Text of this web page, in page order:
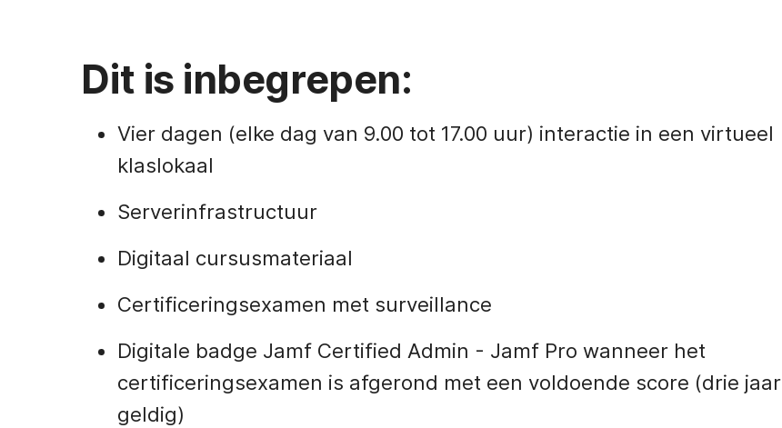
Dit is inbegrepen:
Vier dagen (elke dag van 9.00 tot 17.00 uur) interactie in een virtueel
klaslokaal
Serverinfrastructuur
Digitaal cursusmateriaal
Certificeringsexamen met surveillance
Digitale badge Jamf Certified Admin - Jamf Pro wanneer het
certificeringsexamen is afgerond met een voldoende score (drie jaar
geldig)